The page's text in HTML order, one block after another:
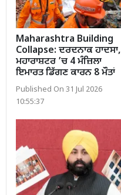
Maharashtra Building
Collapse: ਦਰਦਨਾਕ ਹਾਦਸਾ,
ਮਹਾਰਾਸ਼ਟਰ ’ਚ 4 ਮੰਜ਼ਿਲਾ
ਇਮਾਰਤ ਡਿੱਗਣ ਕਾਰਨ 8 ਮੌਤਾਂ
Published On 31 Jul 2026
10:55:37